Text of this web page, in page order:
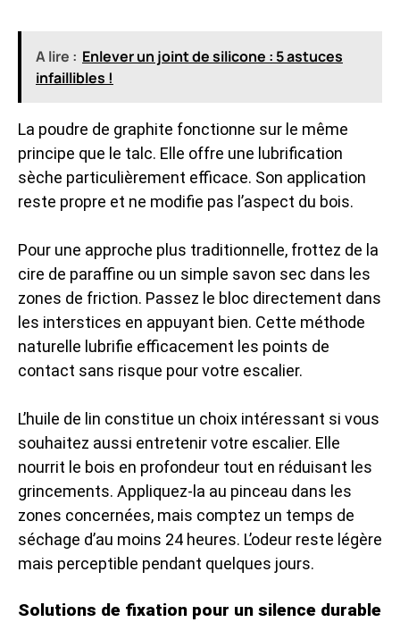
A lire : Enlever un joint de silicone : 5 astuces
infaillibles !
La poudre de graphite fonctionne sur le même
principe que le talc. Elle offre une lubrification
sèche particulièrement efficace. Son application
reste propre et ne modifie pas l’aspect du bois.
Pour une approche plus traditionnelle, frottez de la
cire de paraffine ou un simple savon sec dans les
zones de friction. Passez le bloc directement dans
les interstices en appuyant bien. Cette méthode
naturelle lubrifie efficacement les points de
contact sans risque pour votre escalier.
L’huile de lin constitue un choix intéressant si vous
souhaitez aussi entretenir votre escalier. Elle
nourrit le bois en profondeur tout en réduisant les
grincements. Appliquez-la au pinceau dans les
zones concernées, mais comptez un temps de
séchage d’au moins 24 heures. L’odeur reste légère
mais perceptible pendant quelques jours.
Solutions de fixation pour un silence durable